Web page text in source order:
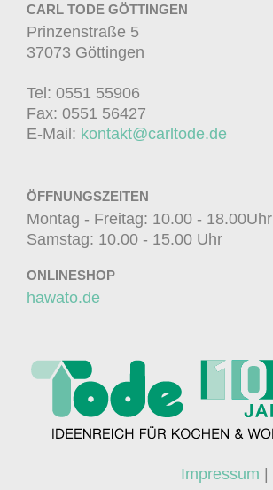
CARL TODE GÖTTINGEN
Prinzenstraße 5
37073 Göttingen
Tel: 0551 55906
Fax: 0551 56427
E-Mail: kontakt@carltode.de
ÖFFNUNGSZEITEN
Montag - Freitag: 10.00 - 18.00Uhr
Samstag: 10.00 - 15.00 Uhr
ONLINESHOP
hawato.de
Impressum |